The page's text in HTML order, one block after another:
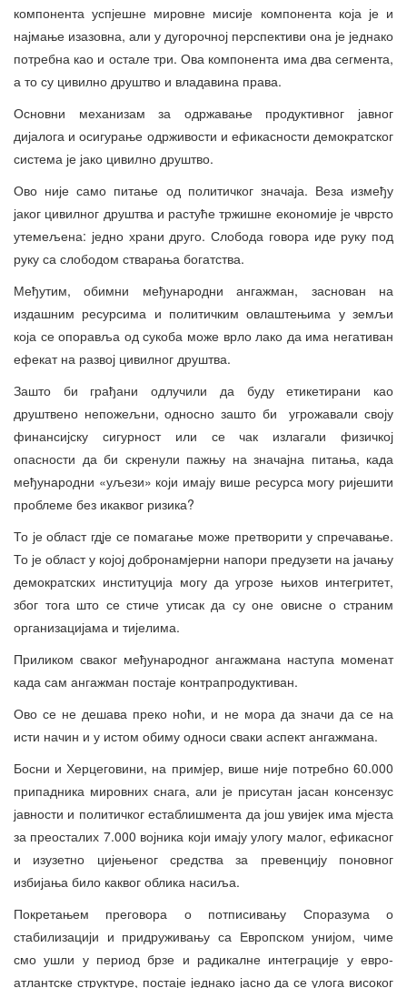
компонента успјешне мировне мисије компонента која је и
најмање изазовна, али у дугорочној перспективи она је једнако
потребна као и остале три. Ова компонента има два сегмента,
а то су цивилно друштво и владавина права.
Основни механизам за одржавање продуктивног јавног
дијалога и осигурање одрживости и ефикасности демократског
система је јако цивилно друштво.
Ово није само питање од политичког значаја. Веза између
јаког цивилног друштва и растуће тржишне економије је чврсто
утемељена: једно храни друго. Слобода говора иде руку под
руку са слободом стварања богатства.
Међутим, обимни међународни ангажман, заснован на
издашним ресурсима и политичким овлаштењима у земљи
која се опоравља од сукоба може врло лако да има негативан
ефекат на развој цивилног друштва.
Зашто би грађани одлучили да буду етикетирани као
друштвено непожељни, односно зашто би угрожавали своју
финансијску сигурност или се чак излагали физичкој
опасности да би скренули пажњу на значајна питања, када
међународни «уљези» који имају више ресурса могу ријешити
проблеме без икаквог ризика?
То је област гдје се помагање може претворити у спречавање.
То је област у којој добронамјерни напори предузети на јачању
демократских институција могу да угрозе њихов интегритет,
због тога што се стиче утисак да су оне овисне о страним
организацијама и тијелима.
Приликом сваког међународног ангажмана наступа моменат
када сам ангажман постаје контрапродуктиван.
Ово се не дешава преко ноћи, и не мора да значи да се на
исти начин и у истом обиму односи сваки аспект ангажмана.
Босни и Херцеговини, на примјер, више није потребно 60.000
припадника мировних снага, али је присутан јасан консензус
јавности и политичког естаблишмента да још увијек има мјеста
за преосталих 7.000 војника који имају улогу малог, ефикасног
и изузетно цијењеног средства за превенцију поновног
избијања било каквог облика насиља.
Покретањем преговора о потписивању Споразума о
стабилизацији и придруживању са Европском унијом, чиме
смо ушли у период брзе и радикалне интеграције у евро-
атлантске структуре, постаје једнако јасно да се улога високог